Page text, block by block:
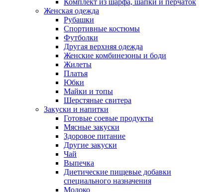
Комплект из шарфа, шапки и перчаток
Женская одежда
Рубашки
Спортивные костюмы
Футболки
Другая верхняя одежда
Женские комбинезоны и боди
Жилеты
Платья
Юбки
Майки и топы
Шерстяные свитера
Закуски и напитки
Готовые соевые продукты
Мясные закуски
Здоровое питание
Другие закуски
Чай
Выпечка
Диетические пищевые добавки
специального назначения
Молоко